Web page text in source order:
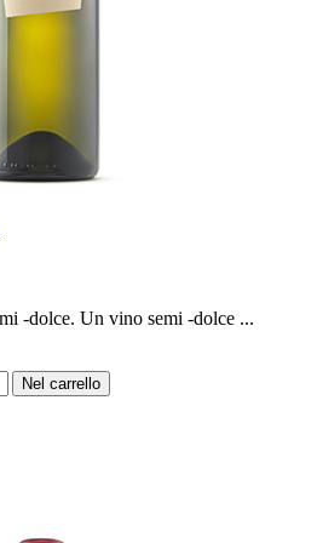
-dolce. Un vino semi -dolce ...